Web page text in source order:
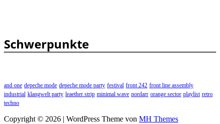
Schwerpunkte
and one depeche mode depeche mode party festival front 242 front line assembly
industrial klangwelt party leaether strip minimal wave nordarr orange sector playlist retro
techno
Copyright © 2026 | WordPress Theme von MH Themes